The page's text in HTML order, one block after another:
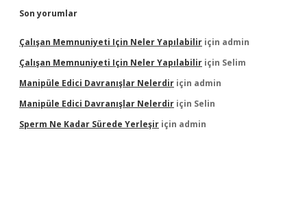
Son yorumlar
Çalışan Memnuniyeti Için Neler Yapılabilir için admin
Çalışan Memnuniyeti Için Neler Yapılabilir için Selim
Manipüle Edici Davranışlar Nelerdir için admin
Manipüle Edici Davranışlar Nelerdir için Selin
Sperm Ne Kadar Sürede Yerleşir için admin